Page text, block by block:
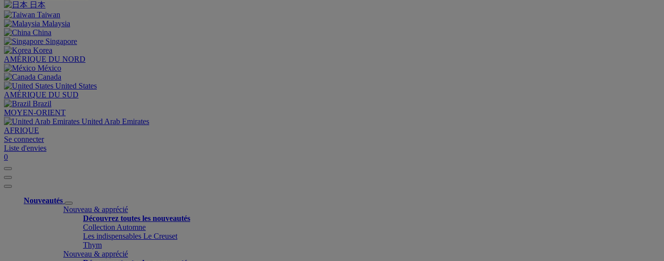
日本
Taiwan
Malaysia
China
Singapore
Korea
AMÉRIQUE DU NORD
México
Canada
United States
AMÉRIQUE DU SUD
Brazil
MOYEN-ORIENT
United Arab Emirates
AFRIQUE
Se connecter
Liste d'envies
0
Nouveautés
Nouveau & apprécié
Découvrez toutes les nouveautés
Collection Automne
Les indispensables Le Creuset
Thym
Nouveau & apprécié